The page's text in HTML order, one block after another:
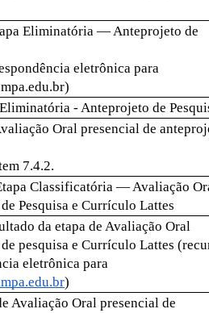
Eliminatória — Anteprojeto de
eletrônica para
- Anteprojeto de
Oral presencial de
7.4.2.
Classificatória — Avaliação
Pesquisa e Currículo Lattes
da etapa de Avaliação Oral
pesquisa e Currículo Lattes
)
Avaliação Oral presencial de